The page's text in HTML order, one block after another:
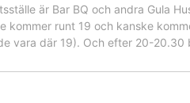
är Bar BQ och andra Gula
runt 19 och kanske
vara där 19). Och efter 20-20.30